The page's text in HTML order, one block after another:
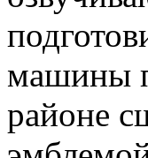
машины
районе